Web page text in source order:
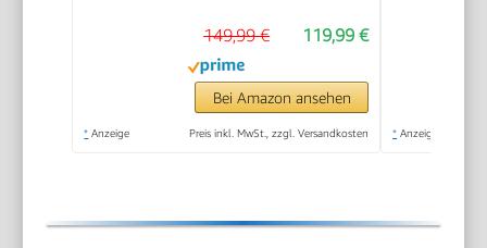
Infrarot-Nachtsicht,
Schlafliedern (Model
SCD881/26)
119,99 €
149,99 €
Bei Amazon ansehen
* Anzeige Preis inkl. MwSt., zzgl. Versandkosten * Anzeige